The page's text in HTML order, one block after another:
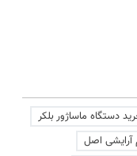
دستگاه ماساژور بلکر
آرایشی اصل